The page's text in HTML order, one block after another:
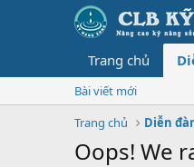
Trang chủ
Bài viết mới
Trang chủ
Diễn
Oops! We